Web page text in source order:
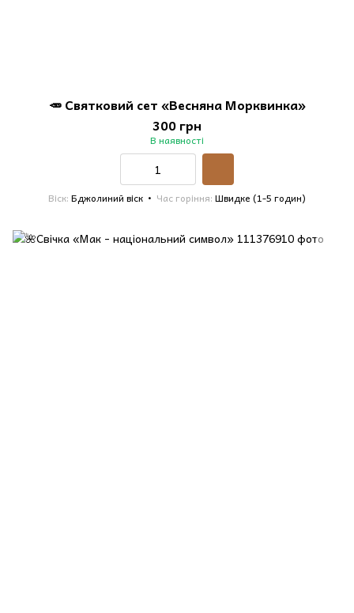
🥕 Святковий сет «Весняна Морквинка»
300 грн
В наявності
Віск Бджолиний віск Час горіння Швидке (1-5 годин)